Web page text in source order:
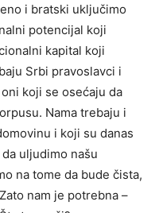
i bratski uključimo
potencijal koji
kapital koji
Srbi pravoslavci i
koji se osećaju da
Nama trebaju i
i koji su danas
uljudimo našu
na tome da bude čista,
nam je potrebna –